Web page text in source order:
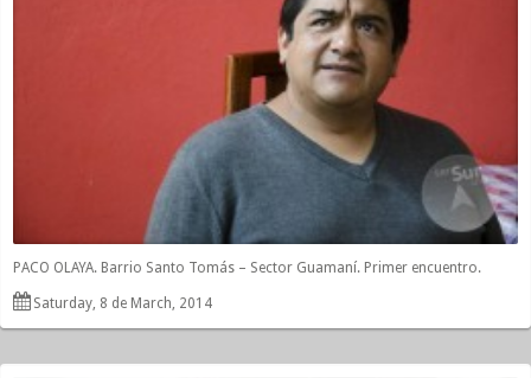
PACO OLAYA. Barrio Santo Tomás – Sector Guamaní. Primer encuentro.
Saturday, 8 de March, 2014